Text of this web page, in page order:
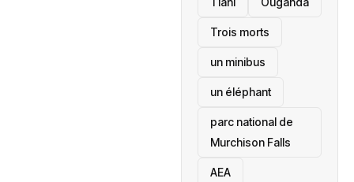
Trois morts
un minibus
un éléphant
parc national de
Murchison Falls
AEA